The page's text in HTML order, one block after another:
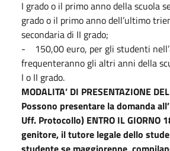
I grado o il primo anno della scuola
grado o il primo anno dell’ultimo
secondaria di II grado;
- 150,00 euro, per gli studenti
frequenteranno gli altri anni della
I o II grado.
MODALITA’ DI PRESENTAZIONE
Possono presentare la domanda
Uff. Protocollo) ENTRO IL GIORNO
genitore, il tutore legale dello